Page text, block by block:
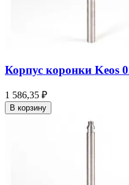
Корпус коронки Keos
1 586,35 ₽
В корзину